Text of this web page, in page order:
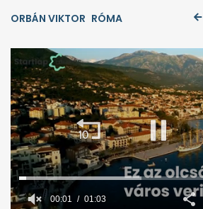
ORBÁN VIKTOR RÓMA
00:02 01:03